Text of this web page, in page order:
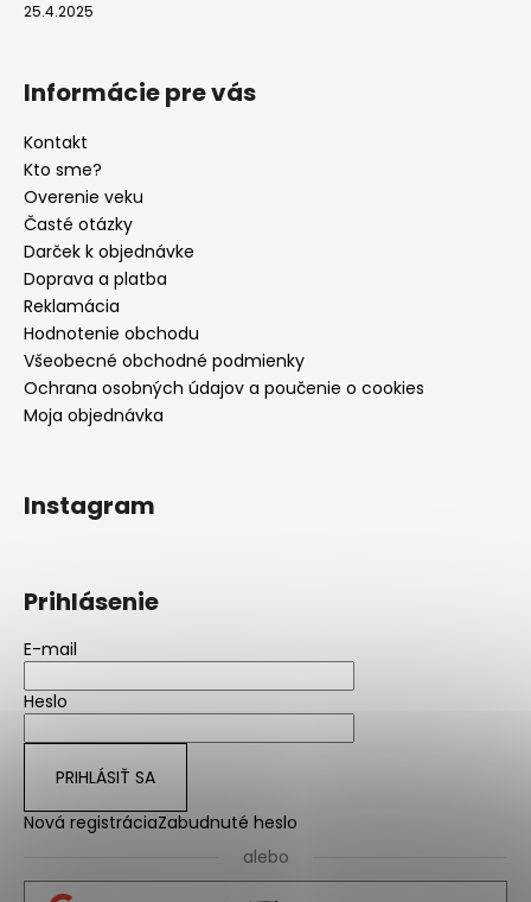
25.4.2025
Informácie pre vás
Kontakt
Kto sme?
Overenie veku
Časté otázky
Darček k objednávke
Doprava a platba
Reklamácia
Hodnotenie obchodu
Všeobecné obchodné podmienky
Ochrana osobných údajov a poučenie o cookies
Moja objednávka
Instagram
Prihlásenie
E-mail
Heslo
PRIHLÁSIŤ SA
Nová registráciaZabudnuté heslo
alebo